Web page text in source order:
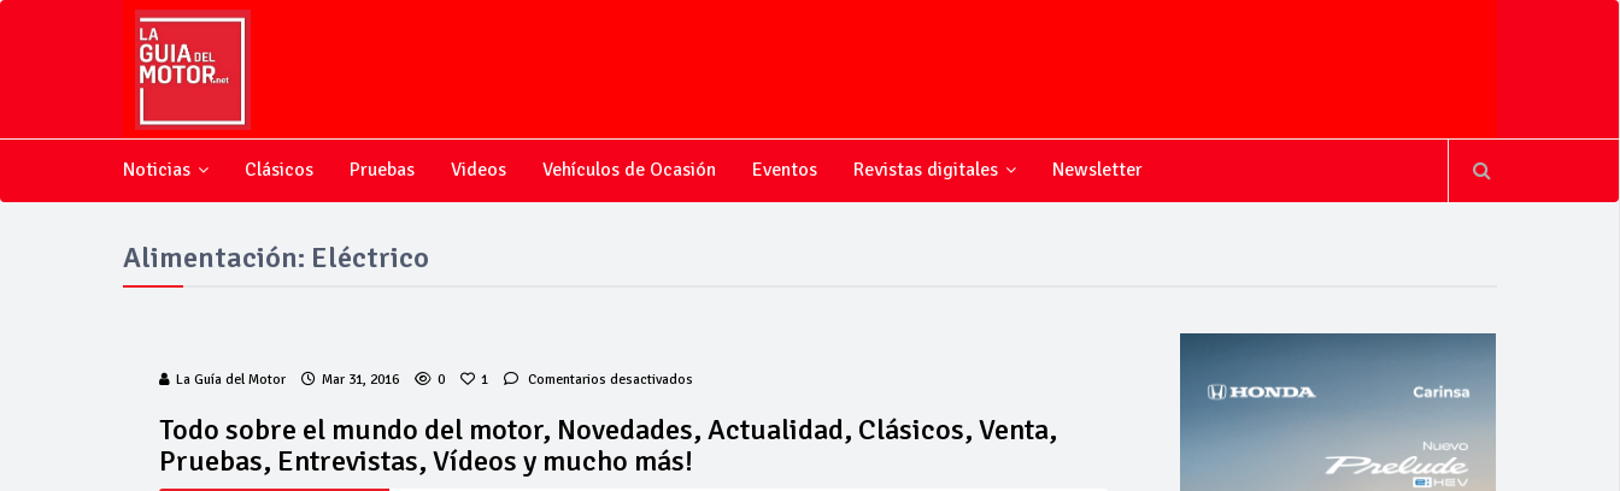
Noticias Clásicos Pruebas Videos Vehículos de Ocasión Eventos Revistas digitales Newsletter
Alimentación: Eléctrico
La Guía del Motor Mar 31, 2016 0 1 Comentarios desactivadosen
sobre
el
Todo sobre el mundo del motor, Novedades, Actualidad, Clásicos, Venta,
Pruebas, Entrevistas, Vídeos y mucho más!